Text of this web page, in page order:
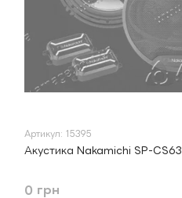
Артикул: 15395
Акустика Nakamichi SP-CS63
0 грн